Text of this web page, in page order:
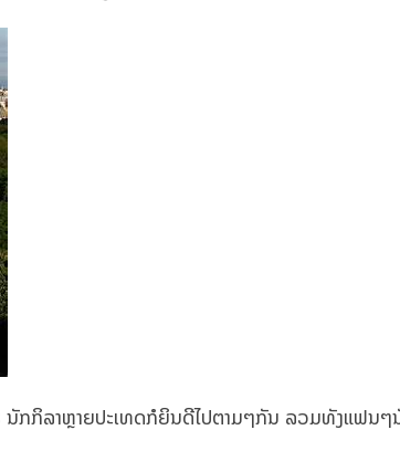
ນັກກິລາຫຼາຍປະເທດກໍຍິນດີໄປຕາມໆກັນ ລວມທັງແຟນ